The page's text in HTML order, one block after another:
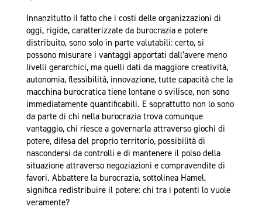
Innanzitutto il fatto che i costi delle organizzazioni di
oggi, rigide, caratterizzate da burocrazia e potere
distribuito, sono solo in parte valutabili: certo, si
possono misurare i vantaggi apportati dall’avere meno
livelli gerarchici, ma quelli dati da maggiore creatività,
autonomia, flessibilità, innovazione, tutte capacità che la
macchina burocratica tiene lontane o svilisce, non sono
immediatamente quantificabili. E soprattutto non lo sono
da parte di chi nella burocrazia trova comunque
vantaggio, chi riesce a governarla attraverso giochi di
potere, difesa del proprio territorio, possibilità di
nascondersi da controlli e di mantenere il polso della
situazione attraverso negoziazioni e compravendite di
favori. Abbattere la burocrazia, sottolinea Hamel,
significa redistribuire il potere: chi tra i potenti lo vuole
veramente?